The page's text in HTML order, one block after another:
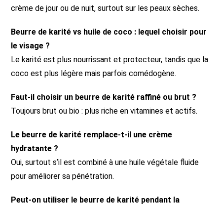
crème de jour ou de nuit, surtout sur les peaux sèches.
Beurre de karité vs huile de coco : lequel choisir pour
le visage ?
Le karité est plus nourrissant et protecteur, tandis que la
coco est plus légère mais parfois comédogène.
Faut-il choisir un beurre de karité raffiné ou brut ?
Toujours brut ou bio : plus riche en vitamines et actifs.
Le beurre de karité remplace-t-il une crème
hydratante ?
Oui, surtout s’il est combiné à une huile végétale fluide
pour améliorer sa pénétration.
Peut-on utiliser le beurre de karité pendant la